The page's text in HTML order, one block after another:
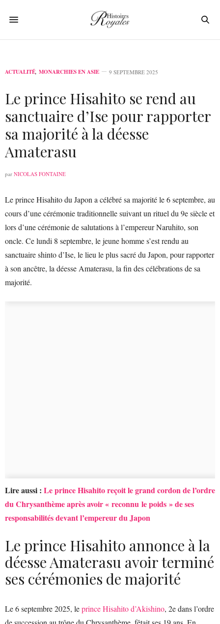
ACTUALITÉ, MONARCHIES EN ASIE 9 SEPTEMBRE 2025
Le prince Hisahito se rend au
sanctuaire d’Ise pour rapporter
sa majorité à la déesse
Amaterasu
par NICOLAS FONTAINE
Le prince Hisahito du Japon a célébré sa majorité le 6 septembre, au
cours d’une cérémonie traditionnelle suivant un rituel du 9e siècle et
lors d’une cérémonie de salutations à l’empereur Naruhito, son
oncle. Ce lundi 8 septembre, le jeune homme s’est rendu au
sanctuaire shinto d’Ise, le lieu le plus sacré du Japon, pour rapporter
à son ancêtre, la déesse Amaterasu, la fin des célébrations de sa
majorité.
Lire aussi : Le prince Hisahito reçoit le grand cordon de l’ordre
du Chrysanthème après avoir « reconnu le poids » de ses
responsabilités devant l’empereur du Japon
Le prince Hisahito annonce à la
déesse Amaterasu avoir terminé
ses cérémonies de majorité
Le 6 septembre 2025, leprince Hisahito d’Akishino, 2e dans l’ordre